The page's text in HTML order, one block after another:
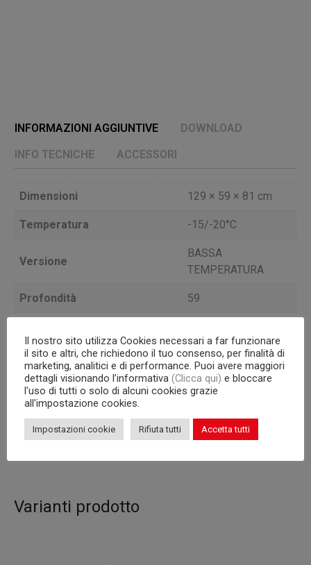
INFORMAZIONI AGGIUNTIVE
DOWNLOAD
INFO TECNICHE
ACCESSORI
Dimensioni 129 × 59 × 81 cm
Temperatura -15/-20°C
Versione
BASSA
TEMPERATURA
Profondità 59
Corpo 665
Porte 2
Unità Condensatrice
Capacità (l) 220
Varianti prodotto
Il nostro sito utilizza Cookies necessari a far funzionare
il sito e altri, che richiedono il tuo consenso, per finalità di
marketing, analitici e di performance. Puoi avere maggiori
dettagli visionando l’informativa (Clicca qui) e bloccare
l'uso di tutti o solo di alcuni cookies grazie
all'impostazione cookies.
Impostazioni cookie Rifiuta tutti Accetta tutti